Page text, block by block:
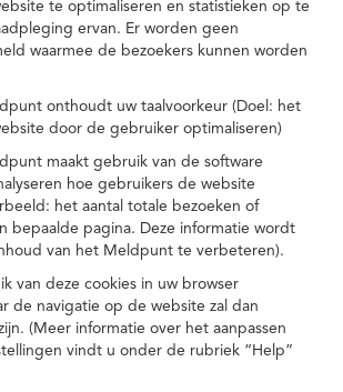
te optimaliseren en statistieken op te
ervan. Er worden geen
waarmee de bezoekers kunnen worden
onthoudt uw taalvoorkeur (Doel: het
door de gebruiker optimaliseren)
maakt gebruik van de software
hoe gebruikers de website
het aantal totale bezoeken of
bepaalde pagina. Deze informatie wordt
van het Meldpunt te verbeteren).
van deze cookies in uw browser
de navigatie op de website zal dan
(Meer informatie over het aanpassen
vindt u onder de rubriek “Help”